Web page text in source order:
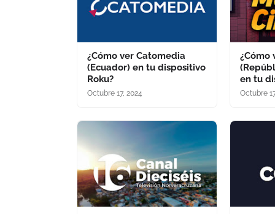
¿Cómo ver Catomedia
(Ecuador) en tu dispositivo
Roku?
Octubre 17, 2024
¿Cómo
en tu
Octubre